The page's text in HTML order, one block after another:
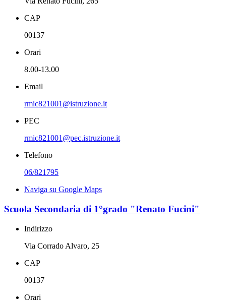
CAP
00137
Orari
8.00-13.00
Email
rmic821001@istruzione.it
PEC
rmic821001@pec.istruzione.it
Telefono
06/821795
Naviga su Google Maps
Scuola Secondaria di 1°grado "Renato Fucini"
Indirizzo
Via Corrado Alvaro, 25
CAP
00137
Orari